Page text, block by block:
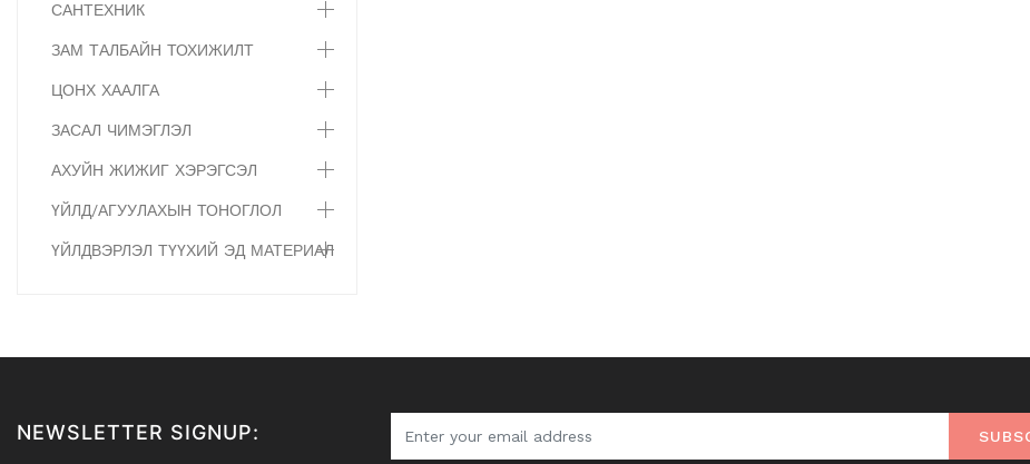
САНТЕХНИК
ЗАМ ТАЛБАЙН ТОХИЖИЛТ
ЦОНХ ХААЛГА
ЗАСАЛ ЧИМЭГЛЭЛ
АХУЙН ЖИЖИГ ХЭРЭГСЭЛ
ҮЙЛД/АГУУЛАХЫН ТОНОГЛОЛ
ҮЙЛДВЭРЛЭЛ ТҮҮХИЙ ЭД МАТЕРИАЛ
NEWSLETTER SIGNUP: